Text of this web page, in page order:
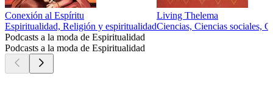
Conexión al Espíritu
Espiritualidad, Religión y espiritualidad
Living Thelema
Ciencias, Ciencias sociales,
Podcasts a la moda de Espiritualidad
Podcasts a la moda de Espiritualidad